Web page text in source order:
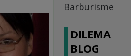
Barburisme
DILEMA
BLOG